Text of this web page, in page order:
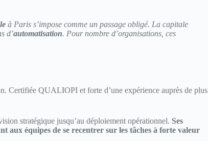
à Paris s’impose comme un passage obligé. La capitale
d’automatisation. Pour nombre d’organisations, ces
Certifiée QUALIOPI et forte d’une expérience auprès de plus
stratégique jusqu’au déploiement opérationnel. Ses
aux équipes de se recentrer sur les tâches à forte valeur